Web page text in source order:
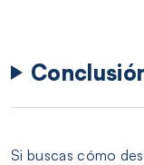
Si buscas cómo